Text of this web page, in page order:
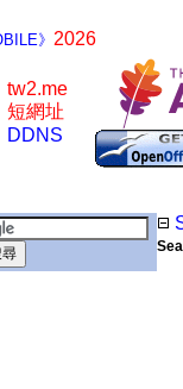
》 2026
tw2.me
短網址
DDNS